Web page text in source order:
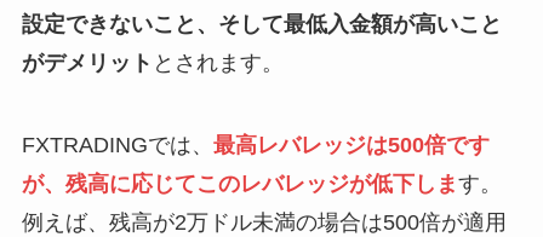
設定できないこと、そして最低入金額が高いこと
がデメリット とされます。
FXTRADINGでは、 最高レバレッジは500倍です
が、残高に応じてこのレバレッジが低下します。
例えば、残高が2万ドル未満の場合は500倍が適用